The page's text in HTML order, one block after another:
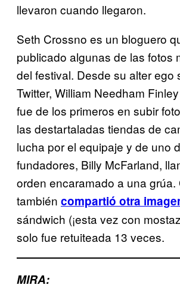
llevaron cuando llegaron.
Seth Crossno es un bloguero
publicado algunas de las fotos
del festival. Desde su alter ego
Twitter, William Needham
fue de los primeros en subir
las destartaladas tiendas de
lucha por el equipaje y de uno
fundadores, Billy McFarland,
orden encaramado a una grúa.
también compartió otra
sándwich (¡esta vez con
solo fue retuiteada 13 veces.
MIRA: